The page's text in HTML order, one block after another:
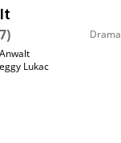
Drama
Lukac